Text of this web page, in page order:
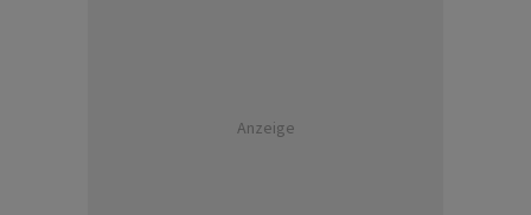
Anzeige